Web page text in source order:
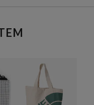
】
NORTH FACEは、当
たスリーピングバッグに
適に使用できるかという